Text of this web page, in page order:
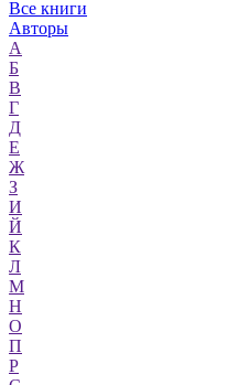
Все книги
Авторы
А
Б
В
Г
Д
Е
Ж
З
И
Й
К
Л
М
Н
О
П
Р